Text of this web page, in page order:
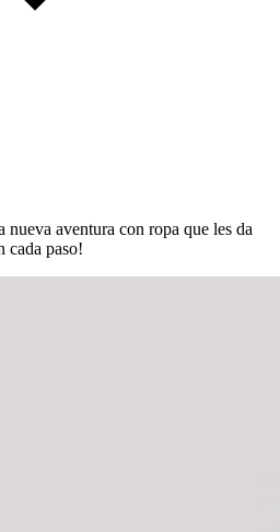
nueva aventura con ropa que les da
cada paso!